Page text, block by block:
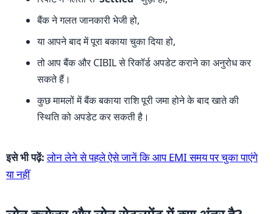
बैंक ने गलत जानकारी भेजी हो,
या आपने बाद में पूरा बकाया चुका दिया हो,
तो आप बैंक और CIBIL से रिकॉर्ड अपडेट कराने का अनुरोध कर
सकते हैं।
कुछ मामलों में बैंक बकाया राशि पूरी जमा होने के बाद खाते की
स्थिति को अपडेट कर सकती है।
इसे भी पढ़ें:लोन लेने से पहले ऐसे जानें कि आप EMI समय पर चुका पाएंगे
या नहीं